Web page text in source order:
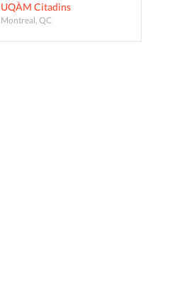
UQÀM Citadins
Montreal, QC